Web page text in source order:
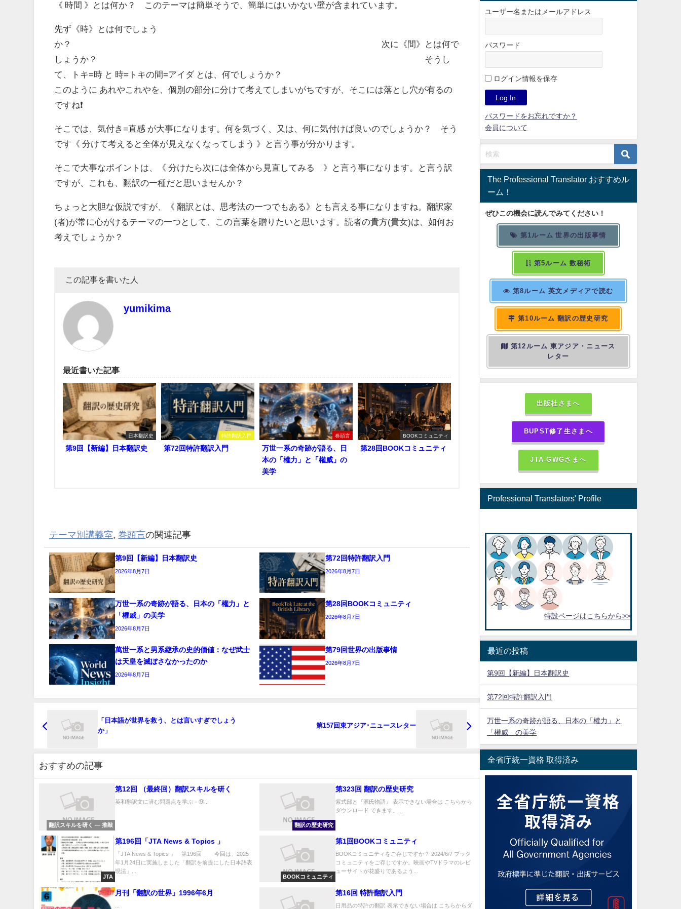
《 時間 》とは何か？ このテーマは簡単そうで、簡単にはいかない壁が含まれています。
先ず《時》とは何でしょう
か？ 次に《間》とは何で
しょうか？ そうし
て、トキ=時 と 時= トキの間=アイダ とは、何でしょうか？
このように あれやこれやを、個別の部分に分けて考えてしまいがちですが、そこには落とし穴が有るの
ですね❗️
そこでは、気付き=直感 が大事になります。何を気づく、又は、何に気付けば良いのでしょうか？ そう
です《 分けて考えると全体が見えなくなってしまう 》と言う事が分かります。
そこで大事なポイントは、《 分けたら次には全体から見直してみる 》と言う事になります。と言う訳
ですが、これも、翻訳の一種だと思いませんか？
ちょっと大胆な仮説ですが、《 翻訳とは、思考法の一つでもある》とも言える事になりますね。翻訳家
(者)が常に心がけるテーマの一つとして、この言葉を贈りたいと思います。読者の貴方(貴女)は、如何お
考えでしょうか？
この記事を書いた人
yumikima
最近書いた記事
日本翻訳史
第9回【新編】日本翻訳史
特許翻訳入門
第72回特許翻訳入門
巻頭言
万世一系の奇跡が語る、日
本の「權力」と「權威」の
美学
BOOKコミュニティ
第28回BOOKコミュニティ
テーマ別講義室,巻頭言の関連記事
第9回【新編】日本翻訳史
2026年8月7日
第72回特許翻訳入門
2026年8月7日
万世一系の奇跡が語る、日本の「權力」と
「權威」の美学
2026年8月7日
第28回BOOKコミュニティ
2026年8月7日
萬世一系と男系継承の史的価値：なぜ武士
は天皇を滅ぼさなかったのか
2026年8月7日
第79回世界の出版事情
2026年8月7日
「日本語が世界を救う、とは言いすぎでしょう
か」
第157回東アジア･ニュースレター
おすすめの記事
翻訳スキルを研く ― 推敲
第12回 （最終回）翻訳スキルを研く
英和翻訳文に潜む問題点を学ぶ－⑨...
翻訳の歴史研究
第323回 翻訳の歴史研究
紫式部と『源氏物語』 表示できない場合は こちらから
ダウンロード できます。...
JTA
第196回「JTA News & Topics 」
「JTA News & Topics 」 第196回 今回は、2025
年1月24日に実施しました「翻訳を前提にした日本語表
現法」...
BOOKコミュニティ
第1回BOOKコミュニティ
BOOKコミュニティをご存じですか？ 2024/6/7 ブック
コミュニティをご存じですか。映画やTVドラマのレビ
ューサイトが花盛りであるよう...
月刊「翻訳の世界」1996年6月 第16回 特許翻訳入門
日用品の特許の翻訳 表示できない場合は こちらからダ
ユーザー名またはメールアドレス
パスワード
ログイン情報を保存
パスワードをお忘れですか？
会員について
The Professional Translator おすすめル
ーム！
ぜひこの機会に読んでみてください！
第1ルーム 世界の出版事情
第5ルーム 数秘術
第8ルーム 英文メディアで読む
第10ルーム 翻訳の歴史研究
第12ルーム 東アジア・ニュース
レター
出版社さまへ
BUPST修了生さまへ
JTA-GWGさまへ
Professional Translators' Profile
特設ページはこちらから>>
最近の投稿
第9回【新編】日本翻訳史
第72回特許翻訳入門
万世一系の奇跡が語る、日本の「權力」と
「權威」の美学
全省庁統一資格 取得済み